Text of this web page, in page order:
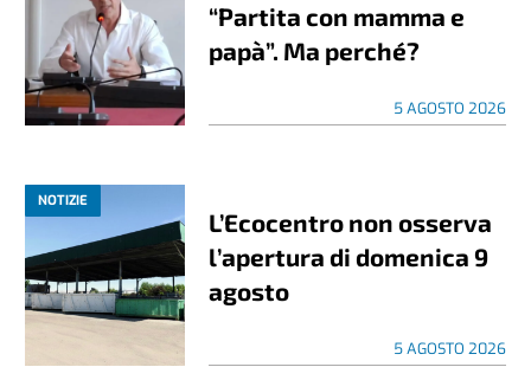
“Partita con mamma e
papà”. Ma perché?
5 AGOSTO 2026
NOTIZIE
L’Ecocentro non osserva
l’apertura di domenica 9
agosto
5 AGOSTO 2026